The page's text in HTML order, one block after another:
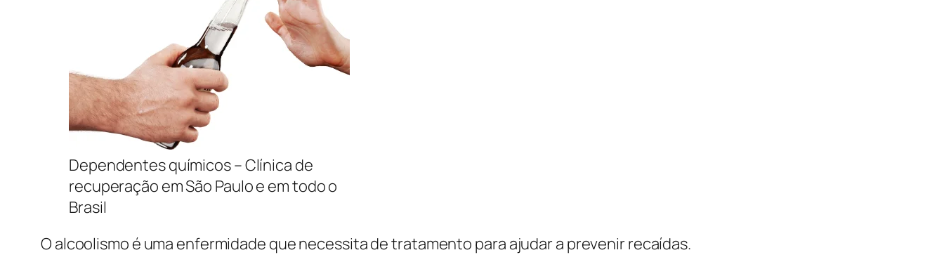
Dependentes químicos – Clínica de
recuperação em São Paulo e em todo o
Brasil
O alcoolismo é uma enfermidade que necessita de tratamento para ajudar a prevenir recaídas.